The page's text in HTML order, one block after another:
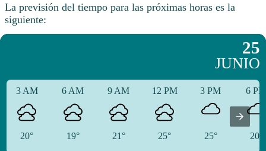
La previsión del tiempo para las próximas horas es la
siguiente:
25
JUNIO
3 AM
20°
6 AM
19°
9 AM
21°
12 PM
25°
3 PM
25°
6
20°